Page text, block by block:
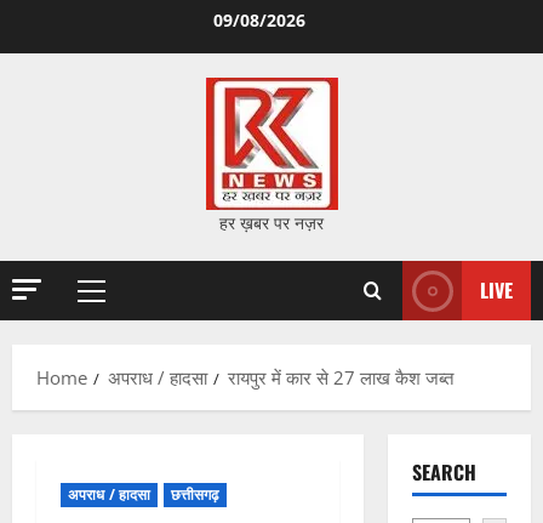
09/08/2026
हर ख़बर पर नज़र
Primary
LIVE
Home अपराध / हादसा रायपुर में कार से 27 लाख कैश जब्त
अपराध / हादसा छत्तीसगढ़
SEARCH